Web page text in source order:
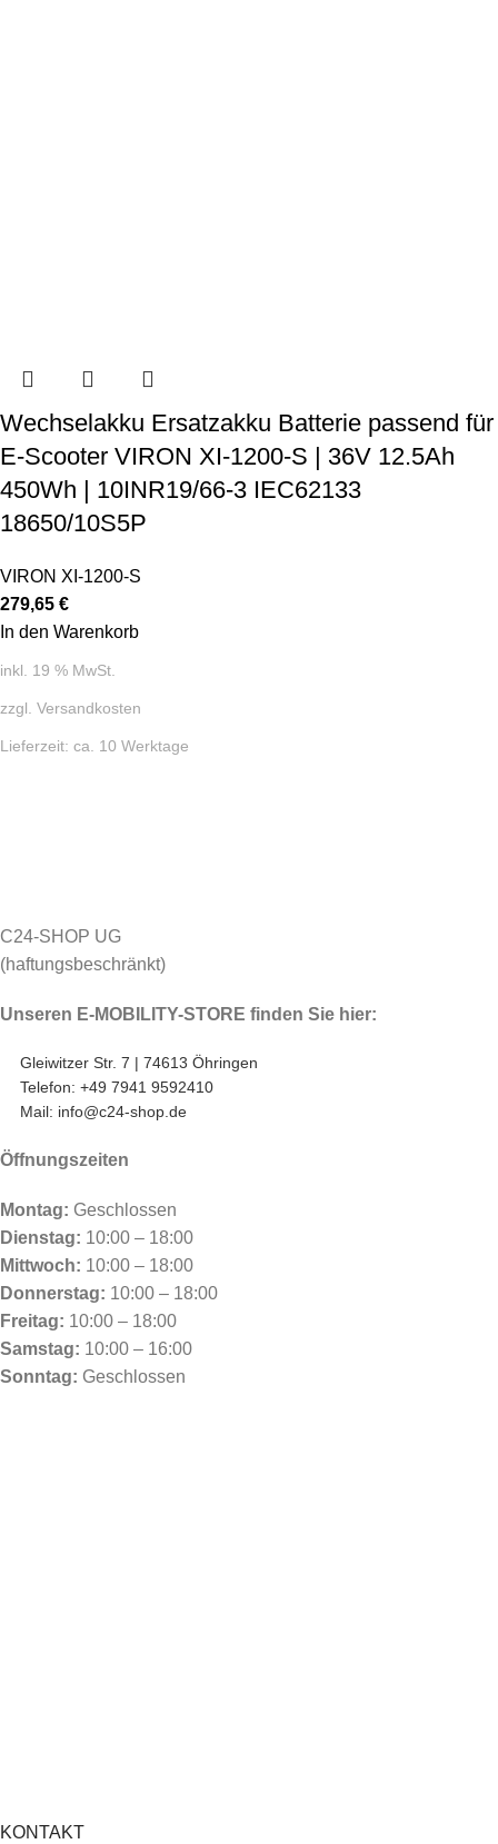
Wechselakku Ersatzakku Batterie passend für
E-Scooter VIRON XI-1200-S | 36V 12.5Ah
450Wh | 10INR19/66-3 IEC62133
18650/10S5P
VIRON XI-1200-S
279,65 €
In den Warenkorb
inkl. 19 % MwSt.
zzgl. Versandkosten
Lieferzeit: ca. 10 Werktage
C24-SHOP UG
(haftungsbeschränkt)
Unseren E-MOBILITY-STORE finden Sie hier:
Gleiwitzer Str. 7 | 74613 Öhringen
Telefon: +49 7941 9592410
Mail: info@c24-shop.de
Öffnungszeiten
Montag: Geschlossen
Dienstag: 10:00 – 18:00
Mittwoch: 10:00 – 18:00
Donnerstag: 10:00 – 18:00
Freitag: 10:00 – 18:00
Samstag: 10:00 – 16:00
Sonntag: Geschlossen
KONTAKT